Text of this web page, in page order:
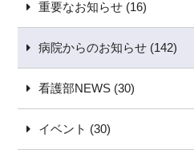
重要なお知らせ (16)
病院からのお知らせ (142)
看護部NEWS (30)
イベント (30)